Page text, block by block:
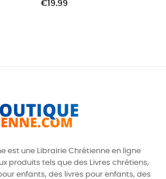
Price
€19.99
est une Librairie Chrétienne en ligne
produits tels que des Livres chrétiens,
enfants, des livres pour enfants, des